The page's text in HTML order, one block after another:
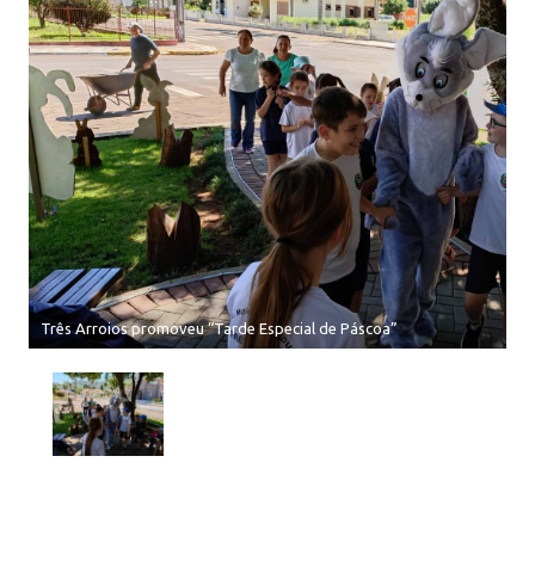
Três Arroios promoveu “Tarde Especial de Páscoa”